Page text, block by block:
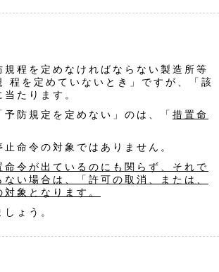
程を定めなければならない製造所等
程を定めていないとき」ですが、「該
たります。
防規定を定めない」のは、「 措置命
命令の対象ではありません。
命令が出ているのにも関らず、それで
ない場合は、「許可の取消、または、
象となります。
ょう。